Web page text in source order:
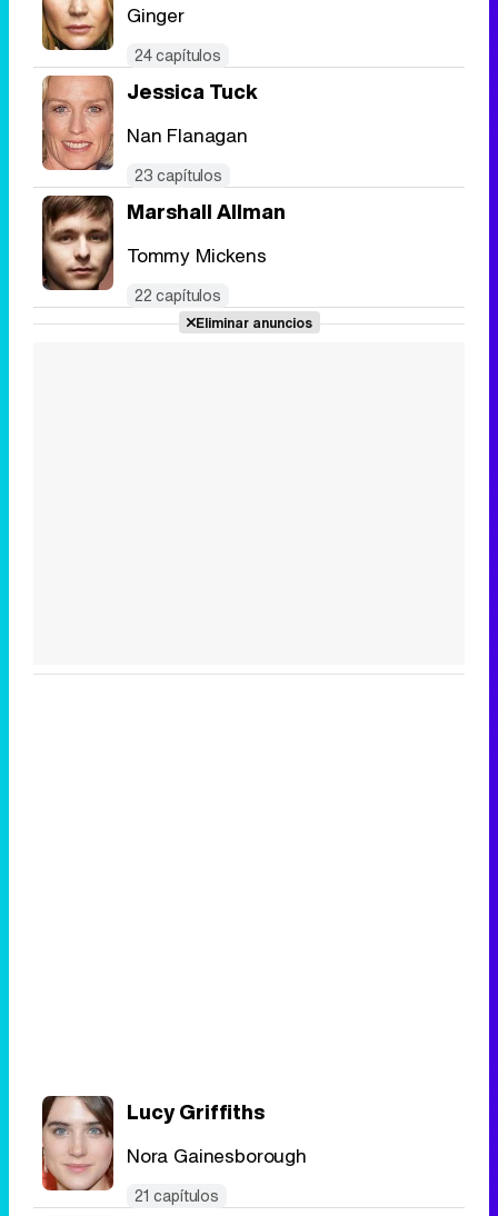
Ginger
24 capítulos
Jessica Tuck
Nan Flanagan
23 capítulos
Marshall Allman
Tommy Mickens
22 capítulos
Eliminar anuncios
Lucy Griffiths
Nora Gainesborough
21 capítulos